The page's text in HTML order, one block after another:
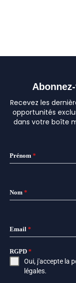
Recevez les
opportunités
dans votre boîte
Prénom *
Nom *
Email *
RGPD *
Oui, j'accepte la
légales.